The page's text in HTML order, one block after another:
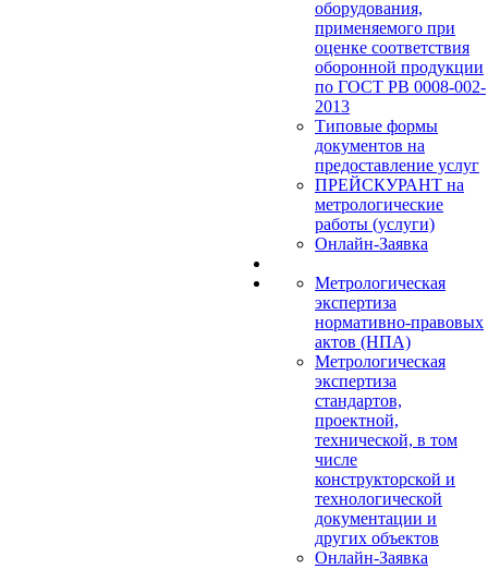
оборудования,
применяемого при
оценке соответствия
оборонной продукции
по ГОСТ РВ 0008-002-
2013
Типовые формы
документов на
предоставление услуг
ПРЕЙСКУРАНТ на
метрологические
работы (услуги)
Онлайн-Заявка
Метрологическая
экспертиза
нормативно-правовых
актов (НПА)
Метрологическая
экспертиза
стандартов,
проектной,
технической, в том
числе
конструкторской и
технологической
документации и
других объектов
Онлайн-Заявка